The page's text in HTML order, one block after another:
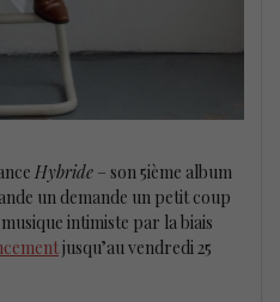
Hybride – son 5ième album
un demande un petit coup
intimiste par la biais
jusqu’au vendredi 25